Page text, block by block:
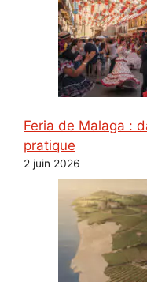
Feria de Malaga : dates, programme et guide
pratique
2 juin 2026